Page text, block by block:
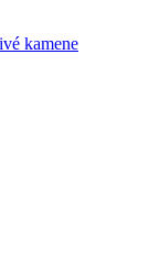
kamene